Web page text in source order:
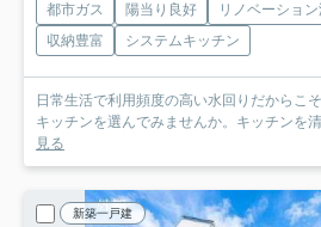
都市ガス 陽当り良好 リノベーショ
収納豊富
システムキッチン
日常生活で利用頻度の高い水回りだからこ
キッチンを選んでみませんか。キッチンを
見る
新築一戸建